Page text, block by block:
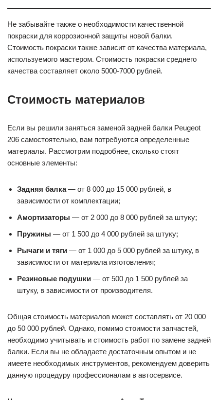
Не забывайте также о необходимости качественной
покраски для коррозионной защиты новой балки.
Стоимость покраски также зависит от качества материала,
используемого мастером. Стоимость покраски среднего
качества составляет около 5000-7000 рублей.
Стоимость материалов
Если вы решили заняться заменой задней балки Peugeot
206 самостоятельно, вам потребуются определенные
материалы. Рассмотрим подробнее, сколько стоят
основные элементы:
Задняя балка— от 8 000 до 15 000 рублей, в
зависимости от комплектации;
Амортизаторы — от 2 000 до 8 000 рублей за штуку;
Пружины — от 1 500 до 4 000 рублей за штуку;
Рычаги и тяги — от 1 000 до 5 000 рублей за штуку, в
зависимости от материала изготовления;
Резиновые подушки — от 500 до 1 500 рублей за
штуку, в зависимости от производителя.
Общая стоимость материалов может составлять от 20 000
до 50 000 рублей. Однако, помимо стоимости запчастей,
необходимо учитывать и стоимость работ по замене задней
балки. Если вы не обладаете достаточным опытом и не
имеете необходимых инструментов, рекомендуем доверить
данную процедуру профессионалам в автосервисе.